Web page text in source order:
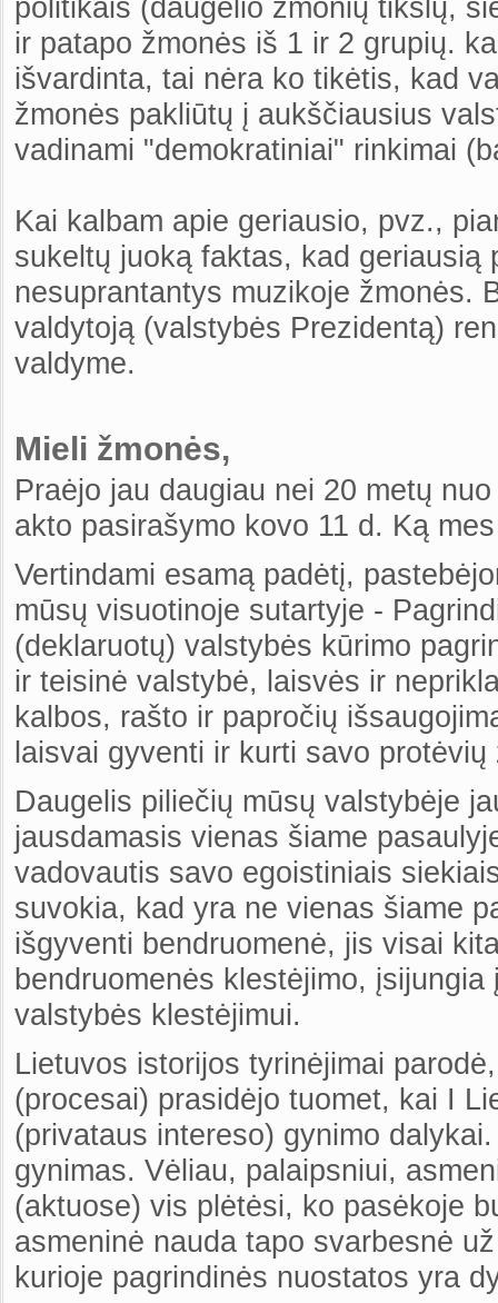
politikais (daugelio žmonių tikslų,
ir patapo žmonės iš 1 ir 2 grupių.
išvardinta, tai nėra ko tikėtis, kad
žmonės pakliūtų į aukščiausius
vadinami "demokratiniai" rinkimai
Kai kalbam apie geriausio, pvz.,
sukeltų juoką faktas, kad
nesuprantantys muzikoje žmonės.
valdytoją (valstybės Prezidentą)
valdyme.
Mieli žmonės,
Praėjo jau daugiau nei 20 metų
akto pasirašymo kovo 11 d. Ką
Vertindami esamą padėtį,
mūsų visuotinoje sutartyje -
(deklaruotų) valstybės kūrimo
ir teisinė valstybė, laisvės ir
kalbos, rašto ir papročių
laisvai gyventi ir kurti savo
Daugelis piliečių mūsų valstybėje
jausdamasis vienas šiame
vadovautis savo egoistiniais
suvokia, kad yra ne vienas šiame
išgyventi bendruomenė, jis visai
bendruomenės klestėjimo,
valstybės klestėjimui.
Lietuvos istorijos tyrinėjimai
(procesai) prasidėjo tuomet, kai I
(privataus intereso) gynimo
gynimas. Vėliau, palaipsniui,
(aktuose) vis plėtėsi, ko pasėkoje
asmeninė nauda tapo svarbesnė
kurioje pagrindinės nuostatos yra